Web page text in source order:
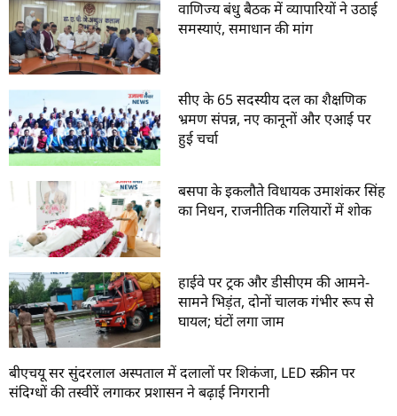
वाणिज्य बंधु बैठक में व्यापारियों ने उठाई
समस्याएं, समाधान की मांग
सीए के 65 सदस्यीय दल का शैक्षणिक
भ्रमण संपन्न, नए कानूनों और एआई पर
हुई चर्चा
बसपा के इकलौते विधायक उमाशंकर सिंह
का निधन, राजनीतिक गलियारों में शोक
हाईवे पर ट्रक और डीसीएम की आमने-
सामने भिड़ंत, दोनों चालक गंभीर रूप से
घायल; घंटों लगा जाम
बीएचयू सर सुंदरलाल अस्पताल में दलालों पर शिकंजा, LED स्क्रीन पर
संदिग्धों की तस्वीरें लगाकर प्रशासन ने बढ़ाई निगरानी